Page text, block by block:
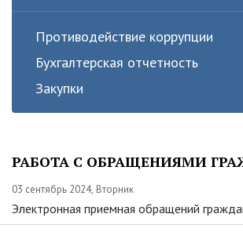
Противодействие коррупции
Бухгалтерская отчетность
Закупки
РАБОТА С ОБРАЩЕНИЯМИ
03 сентябрь 2024, Вторник
Электронная приемная обращений